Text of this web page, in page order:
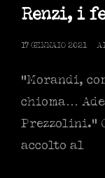
LINKS
Renzi, i
POSTED
17 GENNAIO 2021
“Morandi,
chioma…
Prezzolini.”
accolto al